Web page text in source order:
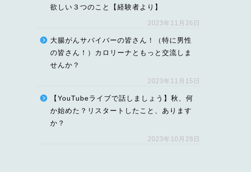
欲しい３つのこと【経験者より】
2023年11月26日
大腸がんサバイバーの皆さん！（特に男性
の皆さん！）カロリーナともっと交流しま
せんか？
2023年11月15日
【YouTubeライブで話しましょう】秋、何
か始めた？リスタートしたこと、あります
か？
2023年10月28日